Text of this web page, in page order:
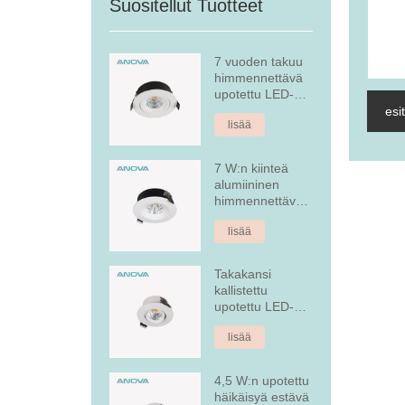
Suositellut Tuotteet
7 vuoden takuu
himmennettävä
upotettu LED-
alasvalo
lisää
7 W:n kiinteä
alumiininen
himmennettävä
upotettu LED-
alasvalo
lisää
Takakansi
kallistettu
upotettu LED-
alasvalo
lisää
4,5 W:n upotettu
häikäisyä estävä